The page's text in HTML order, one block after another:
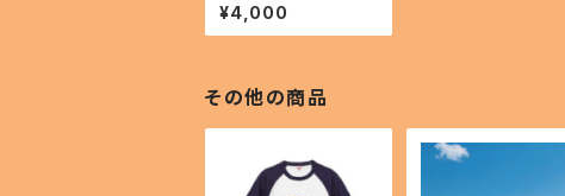
¥4,000
その他の商品